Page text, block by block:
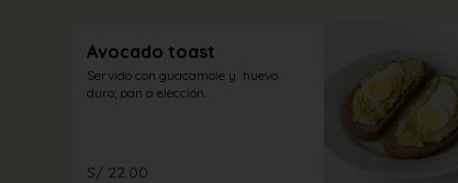
Avocado toast
Servido con guacamole y  huevo
duro, pan a elección.
S/ 22.00